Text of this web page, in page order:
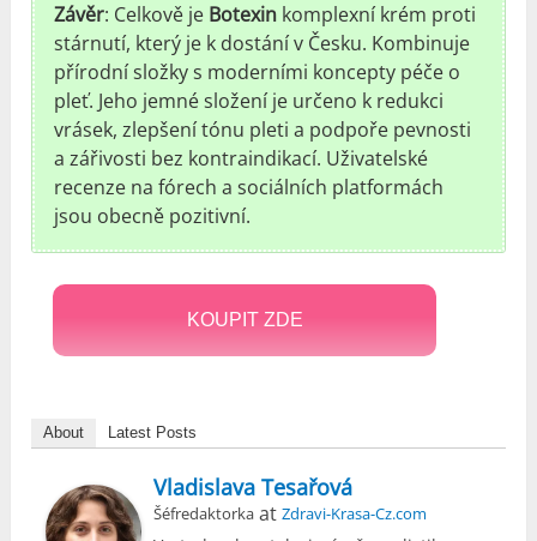
Závěr: Celkově je Botexin komplexní krém proti
stárnutí, který je k dostání v Česku. Kombinuje
přírodní složky s moderními koncepty péče o
pleť. Jeho jemné složení je určeno k redukci
vrásek, zlepšení tónu pleti a podpoře pevnosti
a zářivosti bez kontraindikací. Uživatelské
recenze na fórech a sociálních platformách
jsou obecně pozitivní.
KOUPIT ZDE
About Latest Posts
Vladislava Tesařová
Šéfredaktorka atZdravi-Krasa-Cz.com